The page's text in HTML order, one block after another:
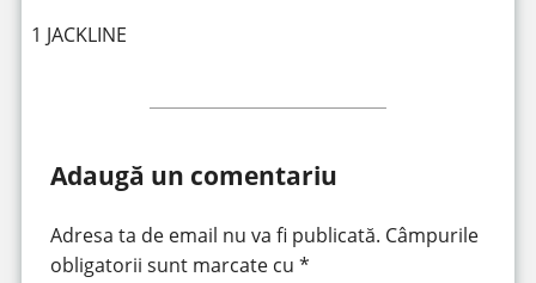
1 JACKLINE
Adaugă un comentariu
Adresa ta de email nu va fi publicată. Câmpurile
obligatorii sunt marcate cu *